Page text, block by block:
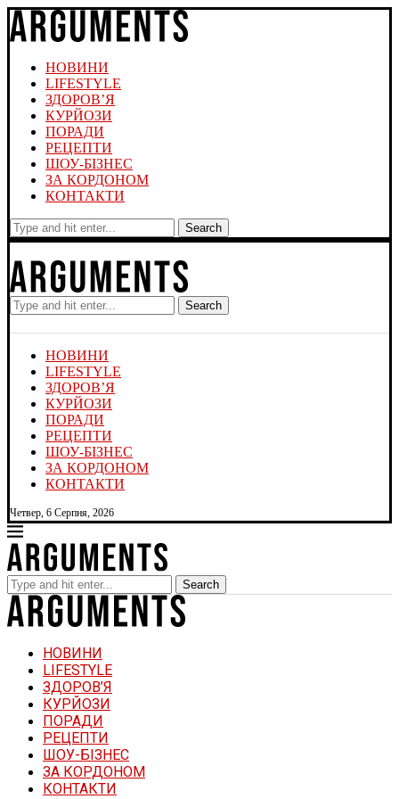
НОВИНИ
LIFESTYLE
ЗДОРОВ’Я
КУРЙОЗИ
ПОРАДИ
РЕЦЕПТИ
ШОУ-БІЗНЕС
ЗА КОРДОНОМ
КОНТАКТИ
Search
Search
НОВИНИ
LIFESTYLE
ЗДОРОВ’Я
КУРЙОЗИ
ПОРАДИ
РЕЦЕПТИ
ШОУ-БІЗНЕС
ЗА КОРДОНОМ
КОНТАКТИ
Четвер, 6 Серпня, 2026
Search
НОВИНИ
LIFESTYLE
ЗДОРОВ’Я
КУРЙОЗИ
ПОРАДИ
РЕЦЕПТИ
ШОУ-БІЗНЕС
ЗА КОРДОНОМ
КОНТАКТИ